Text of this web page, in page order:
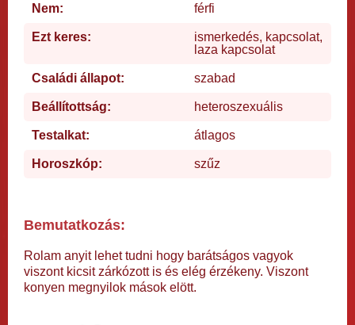
Nem: férfi
Ezt keres:
ismerkedés, kapcsolat,
laza kapcsolat
Családi állapot: szabad
Beállítottság: heteroszexuális
Testalkat: átlagos
Horoszkóp: szűz
Bemutatkozás:
Rolam anyit lehet tudni hogy barátságos vagyok
viszont kicsit zárkózott is és elég érzékeny. Viszont
konyen megnyilok mások elött.